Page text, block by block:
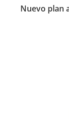
Nuevo plan